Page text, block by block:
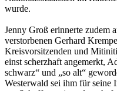
wurde.
Jenny Groß erinnerte zudem
verstorbenen Gerhard
Kreisvorsitzenden und
einst scherzhaft angemerkt,
schwarz“ und „so alt“
Westerwald sei ihm für seine